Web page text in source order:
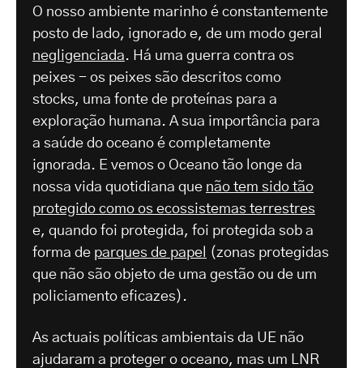
O nosso ambiente marinho é constantemente
posto de lado, ignorado e, de um modo geral
negligenciada. Há uma guerra contra os
peixes - os peixes são descritos como
stocks, uma fonte de proteínas para a
exploração humana. A sua importância para
a saúde do oceano é completamente
ignorada. E vemos o Oceano tão longe da
nossa vida quotidiana que não tem sido tão
protegido como os ecossistemas terrestres
e, quando foi protegida, foi protegida sob a
forma de parques de papel
(zonas protegidas
que não são objeto de uma gestão ou de um
policiamento eficazes).
As actuais políticas ambientais da UE não
ajudaram a proteger o oceano, mas um LNR